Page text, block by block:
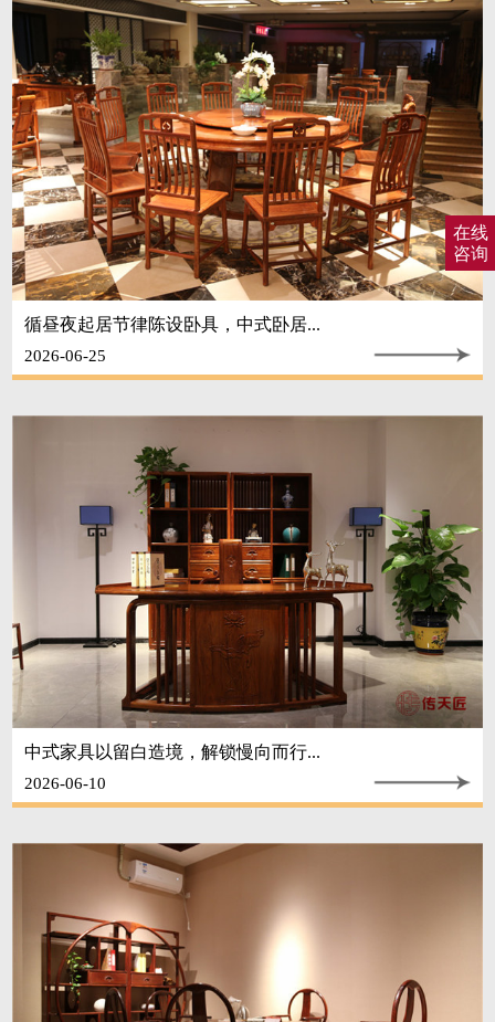
循昼夜起居节律陈设卧具，中式卧居...
2026-06-25
中式家具以留白造境，解锁慢向而行...
2026-06-10
在线
咨询